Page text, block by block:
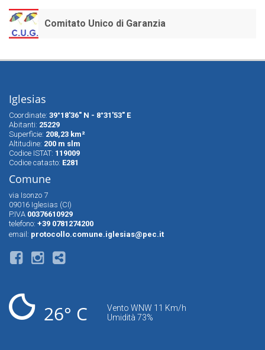
Comitato Unico di Garanzia
Iglesias
Coordinate: 39°18'36" N - 8°31'53" E
Abitanti: 25229
Superfìcie: 208,23 km²
Altitudine: 200 m slm
Codice ISTAT: 119009
Codice catasto: E281
Comune
via Isonzo 7
09016 Iglesias (CI)
P.IVA 00376610929
telefono: +39 0781274200
email: protocollo.comune.iglesias@pec.it
26° C
Vento WNW 11 Km/h
Umidità 73%